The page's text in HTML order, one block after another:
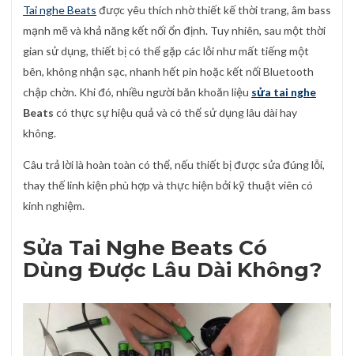
Tai nghe Beats được yêu thích nhờ thiết kế thời trang, âm bass
mạnh mẽ và khả năng kết nối ổn định. Tuy nhiên, sau một thời
gian sử dụng, thiết bị có thể gặp các lỗi như mất tiếng một
bên, không nhận sạc, nhanh hết pin hoặc kết nối Bluetooth
chập chờn. Khi đó, nhiều người băn khoăn liệu sửa tai nghe
Beats có thực sự hiệu quả và có thể sử dụng lâu dài hay
không.
Câu trả lời là hoàn toàn có thể, nếu thiết bị được sửa đúng lỗi,
thay thế linh kiện phù hợp và thực hiện bởi kỹ thuật viên có
kinh nghiệm.
Sửa Tai Nghe Beats Có
Dùng Được Lâu Dài Không?